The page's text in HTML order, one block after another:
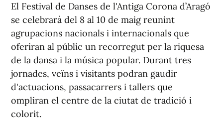
El Festival de Danses de l'Antiga Corona d’Aragó
se celebrarà del 8 al 10 de maig reunint
agrupacions nacionals i internacionals que
oferiran al públic un recorregut per la riquesa
de la dansa i la música popular. Durant tres
jornades, veïns i visitants podran gaudir
d'actuacions, passacarrers i tallers que
ompliran el centre de la ciutat de tradició i
colorit.